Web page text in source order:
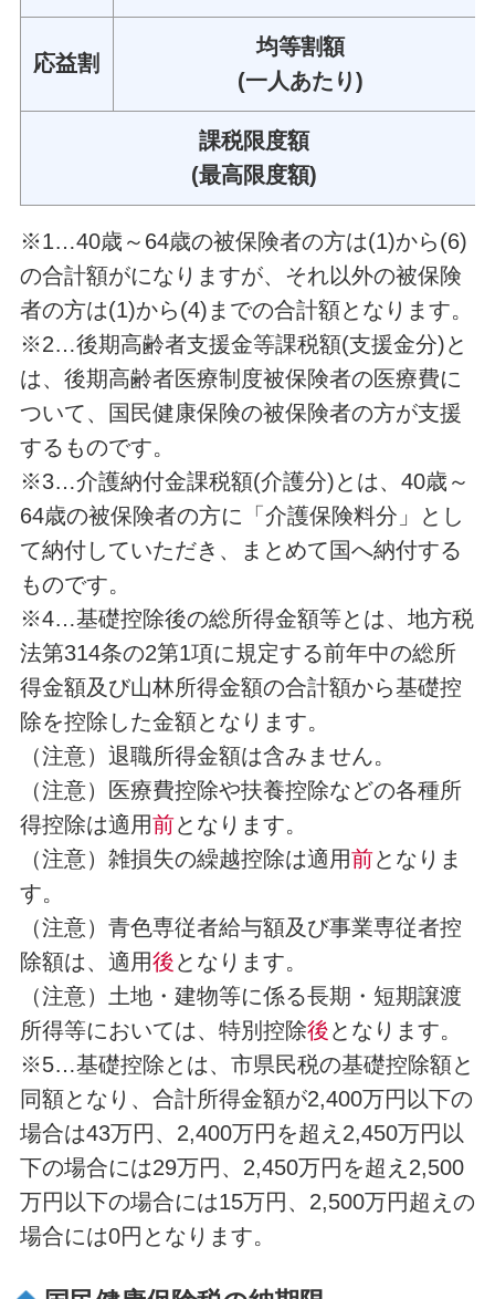
応益割
均等割額
(一人あたり)
課税限度額
(最高限度額)
※1…40歳～64歳の被保険者の方は(1)から(6)
の合計額がになりますが、それ以外の被保険
者の方は(1)から(4)までの合計額となります。
※2…後期高齢者支援金等課税額(支援金分)と
は、後期高齢者医療制度被保険者の医療費に
ついて、国民健康保険の被保険者の方が支援
するものです。
※3…介護納付金課税額(介護分)とは、40歳～
64歳の被保険者の方に「介護保険料分」とし
て納付していただき、まとめて国へ納付する
ものです。
※4…基礎控除後の総所得金額等とは、地方税
法第314条の2第1項に規定する前年中の総所
得金額及び山林所得金額の合計額から基礎控
除を控除した金額となります。
（注意）退職所得金額は含みません。
（注意）医療費控除や扶養控除などの各種所
得控除は適用前となります。
（注意）雑損失の繰越控除は適用前となりま
す。
（注意）青色専従者給与額及び事業専従者控
除額は、適用後となります。
（注意）土地・建物等に係る長期・短期譲渡
所得等においては、特別控除後となります。
※5…基礎控除とは、市県民税の基礎控除額と
同額となり、合計所得金額が2,400万円以下の
場合は43万円、2,400万円を超え2,450万円以
下の場合には29万円、2,450万円を超え2,500
万円以下の場合には15万円、2,500万円超えの
場合には0円となります。